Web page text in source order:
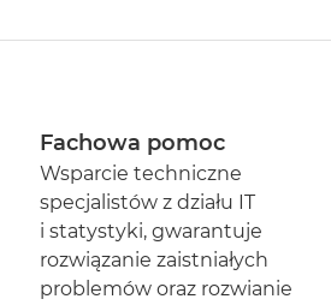
Fachowa pomoc
Wsparcie techniczne
specjalistów z działu IT
i statystyki, gwarantuje
rozwiązanie zaistniałych
problemów oraz rozwianie